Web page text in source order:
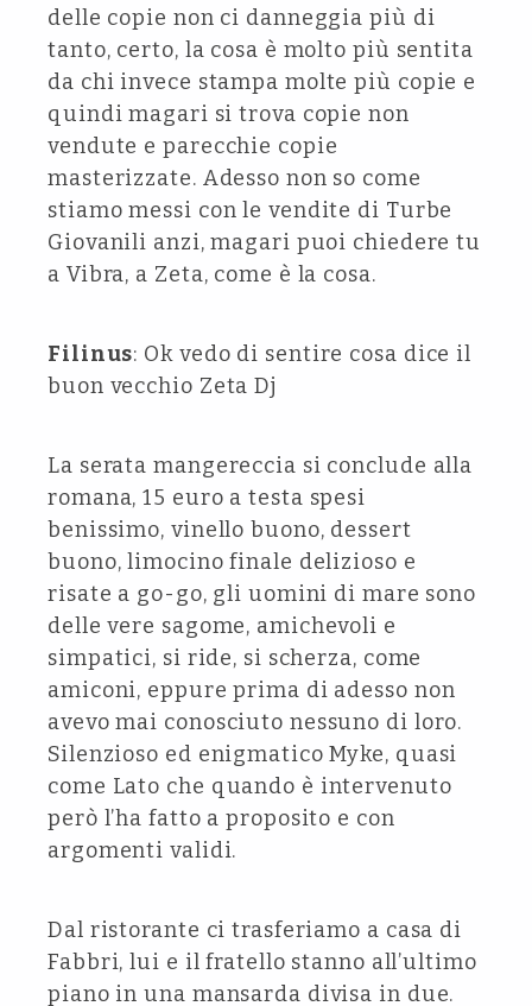
delle copie non ci danneggia più di
tanto, certo, la cosa è molto più sentita
da chi invece stampa molte più copie e
quindi magari si trova copie non
vendute e parecchie copie
masterizzate. Adesso non so come
stiamo messi con le vendite di Turbe
Giovanili anzi, magari puoi chiedere tu
a Vibra, a Zeta, come è la cosa.
Filinus: Ok vedo di sentire cosa dice il
buon vecchio Zeta Dj
La serata mangereccia si conclude alla
romana, 15 euro a testa spesi
benissimo, vinello buono, dessert
buono, limocino finale delizioso e
risate a go-go, gli uomini di mare sono
delle vere sagome, amichevoli e
simpatici, si ride, si scherza, come
amiconi, eppure prima di adesso non
avevo mai conosciuto nessuno di loro.
Silenzioso ed enigmatico Myke, quasi
come Lato che quando è intervenuto
però l’ha fatto a proposito e con
argomenti validi.
Dal ristorante ci trasferiamo a casa di
Fabbri, lui e il fratello stanno all’ultimo
piano in una mansarda divisa in due.